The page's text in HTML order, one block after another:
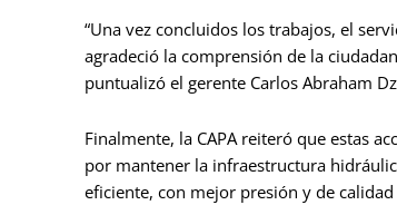
“Una vez concluidos los trabajos, el
agradeció la comprensión de la
puntualizó el gerente Carlos Abraham
Finalmente, la CAPA reiteró que estas
por mantener la infraestructura
eficiente, con mejor presión y de